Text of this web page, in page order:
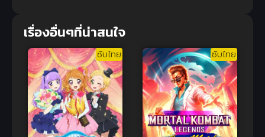
เรื่องอื่นๆที่น่าสนใจ
ซับไทย ซับไทย